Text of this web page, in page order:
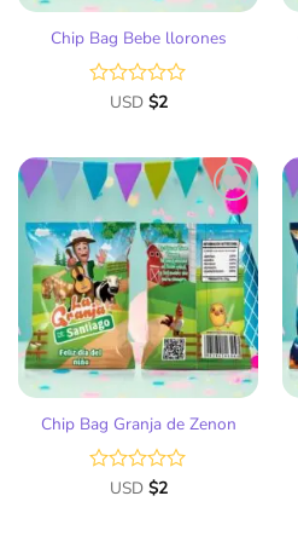
Chip Bag Bebe llorones
Valorado
de
USD $2
Añadir
a la
lista
de
deseos
Chip Bag Granja de Zenon
Valorado
USD $2